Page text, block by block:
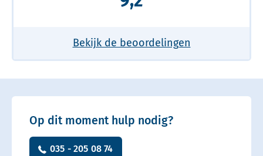
Bekijk de beoordelingen
Op dit moment hulp nodig?
035 - 205 08 74